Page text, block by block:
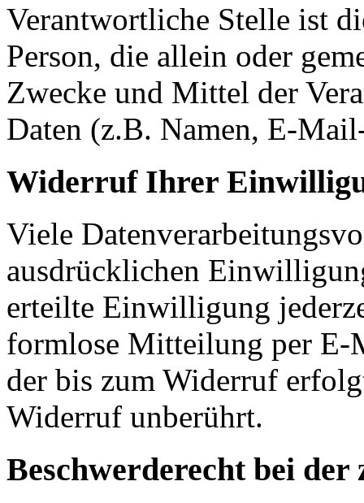
Verantwortliche Stelle ist
Person, die allein oder
Zwecke und Mittel der
Daten (z.B. Namen, E-
Widerruf Ihrer
Viele
ausdrücklichen
erteilte Einwilligung
formlose Mitteilung per E-
der bis zum Widerruf
Widerruf unberührt.
Beschwerderecht bei